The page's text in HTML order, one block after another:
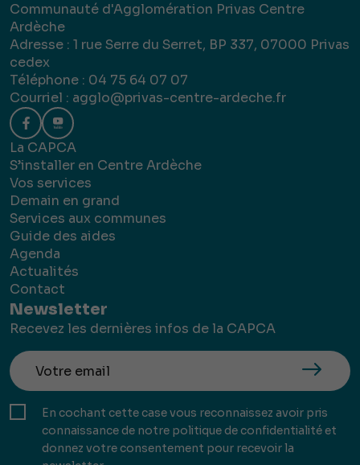
Communauté d'Agglomération Privas Centre
Ardèche
Adresse : 1 rue Serre du Serret, BP 337, 07000 Privas
cedex
Téléphone : 04 75 64 07 07
Courriel : agglo@privas-centre-ardeche.fr
La CAPCA
S’installer en Centre Ardèche
Vos services
Demain en grand
Services aux communes
Guide des aides
Agenda
Actualités
Contact
Newsletter
Recevez les dernières infos de la CAPCA
En cochant cette case vous reconnaissez avoir pris
connaissance de notre politique de confidentialité et
donnez votre consentement pour recevoir la